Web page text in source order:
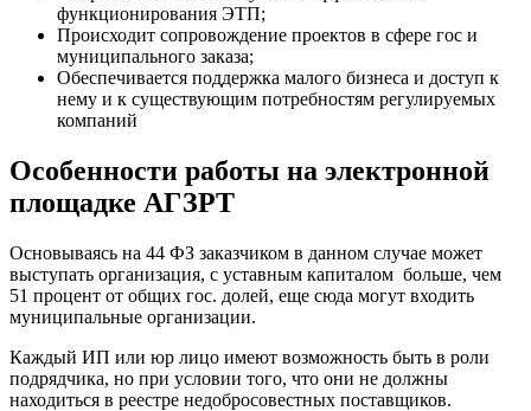
функционирования ЭТП;
Происходит сопровождение проектов в сфере гос и
муниципального заказа;
Обеспечивается поддержка малого бизнеса и доступ к
нему и к существующим потребностям регулируемых
компаний
Особенности работы на электронной
площадке АГЗРТ
Основываясь на 44 ФЗ заказчиком в данном случае может
выступать организация, с уставным капиталом больше, чем
51 процент от общих гос. долей, еще сюда могут входить
муниципальные организации.
Каждый ИП или юр лицо имеют возможность быть в роли
подрядчика, но при условии того, что они не должны
находиться в реестре недобросовестных поставщиков.